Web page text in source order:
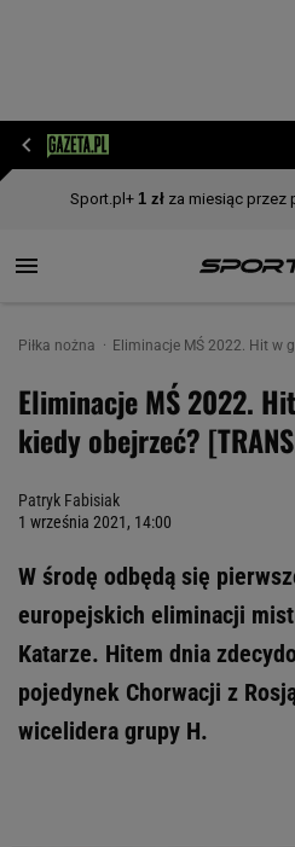
Piłka nożna Eliminacje MŚ 2022. Hit w
Eliminacje MŚ 2022.
kiedy obejrzeć?
Patryk Fabisiak
1 września 2021, 14:00
W środę odbędą się
europejskich eliminacji
Katarze. Hitem dnia
pojedynek Chorwacji z
wicelidera grupy H.